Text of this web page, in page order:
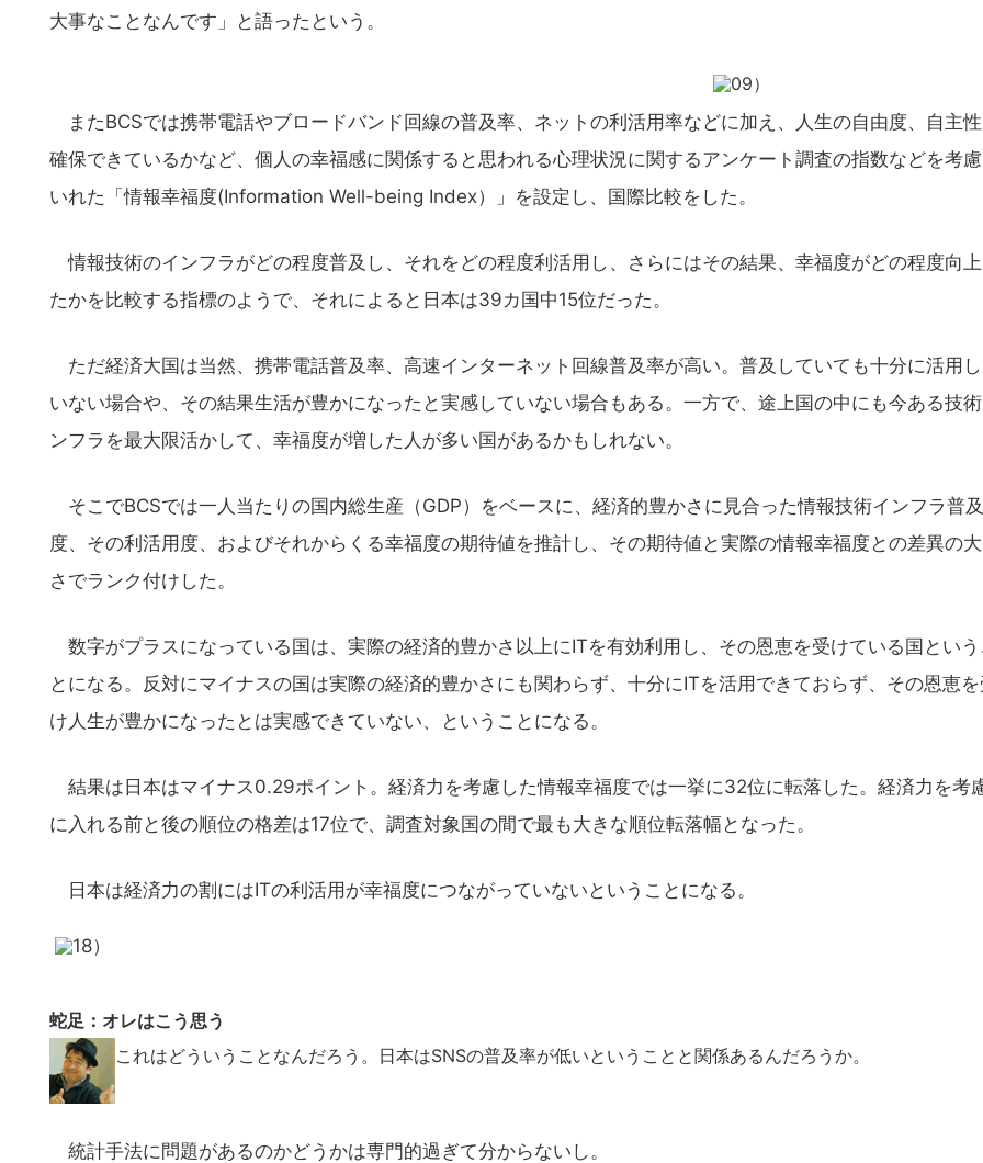
大事なことなんです」と語ったという。
またBCSでは携帯電話やブロードバンド回線の普及率、ネットの利活用率などに加え、人生の自由度、自主
確保できているかなど、個人の幸福感に関係すると思われる心理状況に関するアンケート調査の指数などを考
いれた「情報幸福度(Information Well-being Index）」を設定し、国際比較をした。
情報技術のインフラがどの程度普及し、それをどの程度利活用し、さらにはその結果、幸福度がどの程度向
たかを比較する指標のようで、それによると日本は39カ国中15位だった。
ただ経済大国は当然、携帯電話普及率、高速インターネット回線普及率が高い。普及していても十分に活用
いない場合や、その結果生活が豊かになったと実感していない場合もある。一方で、途上国の中にも今ある技術
ンフラを最大限活かして、幸福度が増した人が多い国があるかもしれない。
そこでBCSでは一人当たりの国内総生産（GDP）をベースに、経済的豊かさに見合った情報技術インフラ普及
度、その利活用度、およびそれからくる幸福度の期待値を推計し、その期待値と実際の情報幸福度との差異の大
さでランク付けした。
数字がプラスになっている国は、実際の経済的豊かさ以上にITを有効利用し、その恩恵を受けている国という
とになる。反対にマイナスの国は実際の経済的豊かさにも関わらず、十分にITを活用できておらず、その恩恵を
け人生が豊かになったとは実感できていない、ということになる。
結果は日本はマイナス0.29ポイント。経済力を考慮した情報幸福度では一挙に32位に転落した。経済力を考
に入れる前と後の順位の格差は17位で、調査対象国の間で最も大きな順位転落幅となった。
日本は経済力の割にはITの利活用が幸福度につながっていないということになる。
蛇足：オレはこう思う
これはどういうことなんだろう。日本はSNSの普及率が低いということと関係あるんだろうか。
統計手法に問題があるのかどうかは専門的過ぎて分からないし。
サ